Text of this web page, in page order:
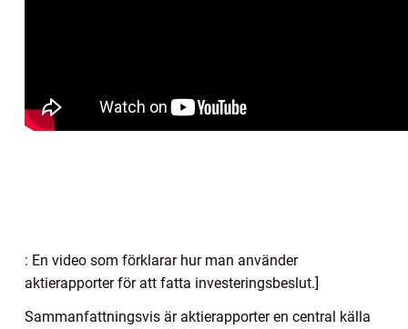
: En video som förklarar hur man använder
aktierapporter för att fatta investeringsbeslut.]
Sammanfattningsvis är aktierapporter en central källa